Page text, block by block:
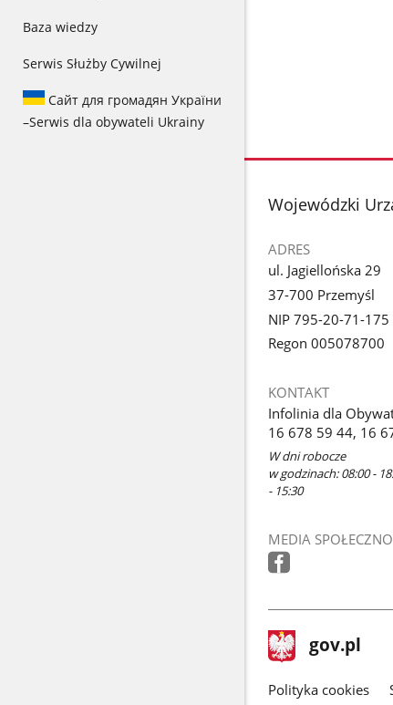
Baza wiedzy
Serwis Służby Cywilnej
Сайт для громадян України
–Serwis dla obywateli Ukrainy
stopka
Wojewódzki
ADRES
ul. Jagiellońska 29
37-700 Przemyśl
NIP 795-20-71-175
Regon 005078700
KONTAKT
Infolinia dla
16 678 59 44, 16
W dni robocze
w godzinach: 08:00 -
- 15:30
MEDIA
stopka
gov.pl Strona
gov.pl
gov.pl
Polityka cookies